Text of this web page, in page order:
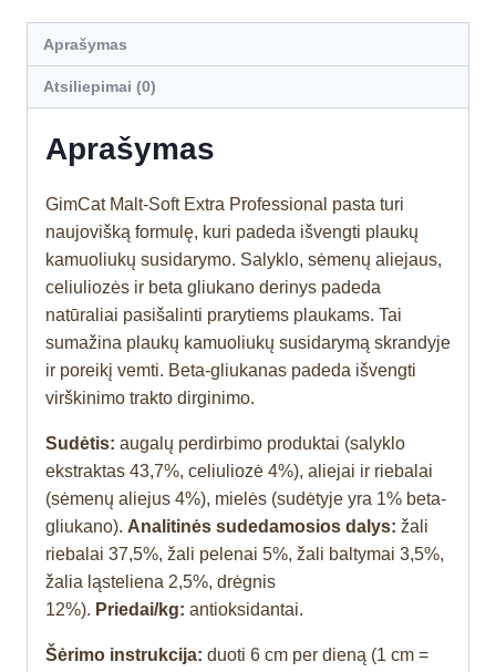
Aprašymas
Atsiliepimai (0)
Aprašymas
GimCat Malt-Soft Extra Professional pasta turi
naujovišką formulę, kuri padeda išvengti plaukų
kamuoliukų susidarymo. Salyklo, sėmenų aliejaus,
celiuliozės ir beta gliukano derinys padeda
natūraliai pasišalinti prarytiems plaukams. Tai
sumažina plaukų kamuoliukų susidarymą skrandyje
ir poreikį vemti. Beta-gliukanas padeda išvengti
virškinimo trakto dirginimo.
Sudėtis: augalų perdirbimo produktai (salyklo
ekstraktas 43,7%, celiuliozė 4%), aliejai ir riebalai
(sėmenų aliejus 4%), mielės (sudėtyje yra 1% beta-
gliukano). Analitinės sudedamosios dalys: žali
riebalai 37,5%, žali pelenai 5%, žali baltymai 3,5%,
žalia ląsteliena 2,5%, drėgnis
12%). Priedai/kg: antioksidantai.
Šėrimo instrukcija: duoti 6 cm per dieną (1 cm =